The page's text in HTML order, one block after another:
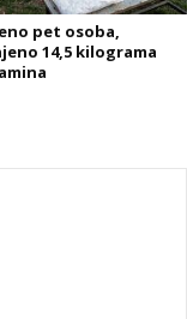
pet osoba,
14,5 kilograma